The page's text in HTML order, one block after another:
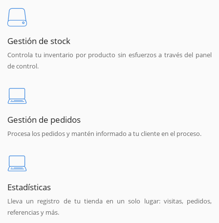
Gestión de stock
Controla tu inventario por producto sin esfuerzos a través del panel
de control.
Gestión de pedidos
Procesa los pedidos y mantén informado a tu cliente en el proceso.
Estadísticas
Lleva un registro de tu tienda en un solo lugar: visitas, pedidos,
referencias y más.